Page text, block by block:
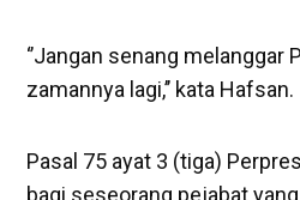
‘’Jangan senang melanggar
zamannya lagi,’’ kata Hafsan.
Pasal 75 ayat 3 (tiga)
bagi seseorang pejabat